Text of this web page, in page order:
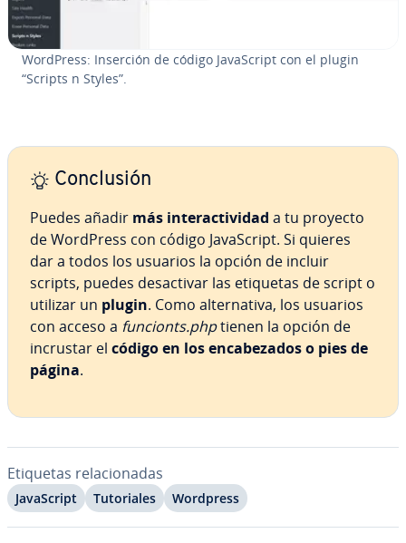
WordPress: Inserción de código Ja­va­S­cri­pt con el plugin
“Scripts n Styles”.
Co­n­clu­sión
Puedes añadir más in­ter­ac­ti­vi­dad a tu proyecto
de WordPress con código Ja­va­S­cri­pt. Si quieres
dar a todos los usuarios la opción de incluir
scripts, puedes des­ac­ti­var las etiquetas de script o
utilizar un plugin. Como al­te­r­na­ti­va, los usuarios
con acceso a funcionts.phptienen la opción de
incrustar el código en los en­ca­be­za­dos o pies de
página.
Etiquetas re­la­cio­na­das
Ja­va­S­cri­pt Tu­to­ria­les Wordpress